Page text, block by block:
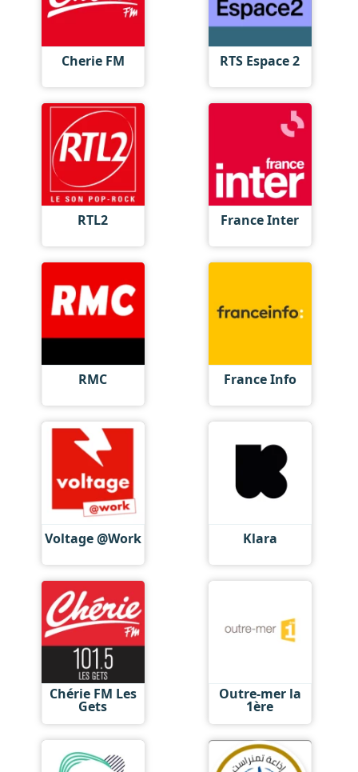
Cherie FM RTS Espace 2
RTL2 France Inter
RMC France Info
Voltage @Work Klara
Chérie FM Les
Gets
Outre-mer la
1ère